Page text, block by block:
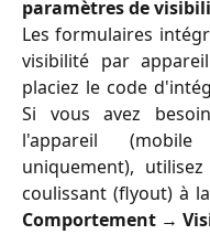
paramètres de
Les formulaires
visibilité par
placiez le code
Si vous avez
l'appareil
uniquement),
coulissant (flyout) à
Comportement →